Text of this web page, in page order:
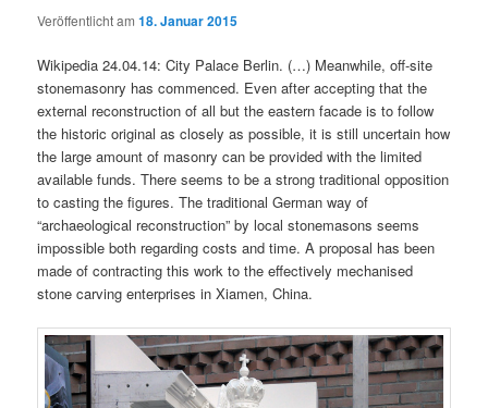
Veröffentlicht am18. Januar 2015
Wikipedia 24.04.14: City Palace Berlin. (…) Meanwhile, off-site
stonemasonry has commenced. Even after accepting that the
external reconstruction of all but the eastern facade is to follow
the historic original as closely as possible, it is still uncertain how
the large amount of masonry can be provided with the limited
available funds. There seems to be a strong traditional opposition
to casting the figures. The traditional German way of
“archaeological reconstruction” by local stonemasons seems
impossible both regarding costs and time. A proposal has been
made of contracting this work to the effectively mechanised
stone carving enterprises in Xiamen, China.